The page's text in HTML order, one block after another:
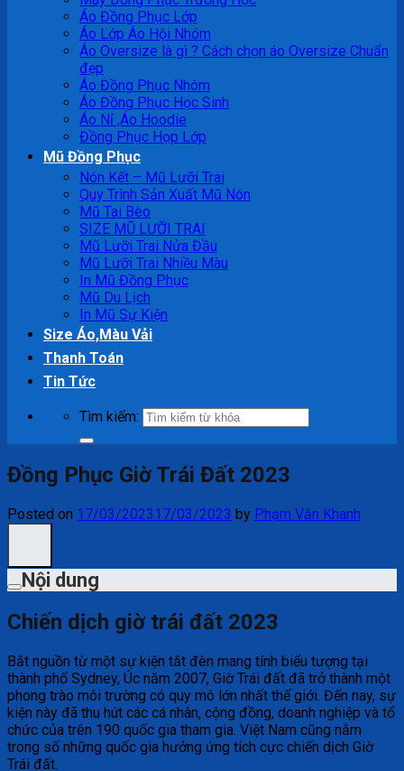
Áo Đồng Phục Lớp
Áo Lớp Áo Hội Nhóm
Áo Oversize là gì ? Cách chọn áo Oversize Chuẩn
đẹp
Áo Đồng Phục Nhóm
Áo Đồng Phục Học Sinh
Áo Nỉ ,Áo Hoodie
Đồng Phục Họp Lớp
Mũ Đồng Phục
Nón Kết – Mũ Lưỡi Trai
Quy Trình Sản Xuất Mũ Nón
Mũ Tai Bèo
SIZE MŨ LƯỠI TRAI
Mũ Lưỡi Trai Nửa Đầu
Mũ Lưỡi Trai Nhiều Màu
In Mũ Đồng Phục
Mũ Du Lịch
In Mũ Sự Kiện
Size Áo,Màu Vải
Thanh Toán
Tin Tức
Tìm kiếm:
Đồng Phục Giờ Trái Đất 2023
Posted on 17/03/2023 17/03/2023 by Phạm Văn Khanh
Nội dung
Chiến dịch giờ trái đất 2023
Bắt nguồn từ một sự kiện tắt đèn mang tính biểu tượng tại
thành phố Sydney, Úc năm 2007, Giờ Trái đất đã trở thành một
phong trào môi trường có quy mô lớn nhất thế giới. Đến nay, sự
kiện này đã thu hút các cá nhân, cộng đồng, doanh nghiệp và tổ
chức của trên 190 quốc gia tham gia. Việt Nam cũng nằm
trong số những quốc gia hưởng ứng tích cực chiến dịch Giờ
Trái đất.